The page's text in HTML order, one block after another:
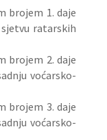
brojem 1. daje
ratarskih
brojem 2. daje
voćarsko-
brojem 3. daje
voćarsko-